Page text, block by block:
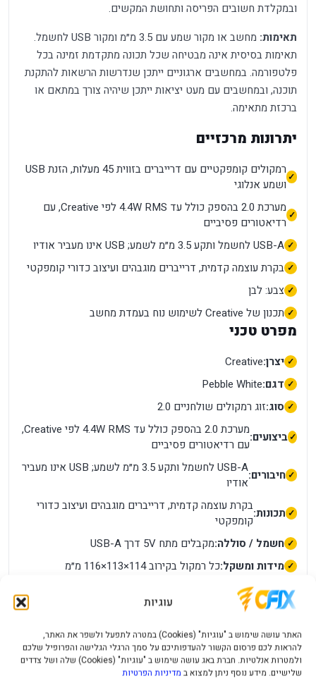
עוגיות
האתר עושה שימוש ב "עוגיות" (Cookies) במטרה לתפעל ולשפר את האתר,
להראות לכם פרסום הקשור להעדפותיכם על סמך הרגלי הגלישה והפרופיל שלכם
ולמטרות אנלטיות. חברת באג עושה שימוש ב "עוגיות" (Cookies) שלה ושל צדדים
שלישיים. מידע נוסף ניתן למצוא ב מדיניות הפרטיות
ובמקלדת חשובים הפריסה ותחושת המקשים.
תאימות:
מחשב או מקור שמע עם 3.5 מ״מ ומקור USB לחשמל.
תאימות בסיסית אינה מבטיחה שכל תכונה מתקדמת זמינה בכל
פלטפורמה. במחשבים ארגוניים ייתכן שנדרשות הרשאות להתקנת
תוכנה, ובמחשבים עם מעט יציאות ייתכן שיהיה צורך במתאם או
ברכזת מתאימה.
יתרונות מרכזיים
רמקולים קומפקטיים עם דרייברים בזווית 45 מעלות, הזנת USB
ושמע אנלוגי
מערכת 2.0 בהספק כולל עד 4.4W RMS לפי Creative, עם
רדיאטורים פסיביים
USB-A לחשמל ותקע 3.5 מ״מ לשמע; USB אינו מעביר אודיו
בקרת עוצמה קדמית, דרייברים מוגבהים ועיצוב כדורי קומפקטי
צבע: לבן
תכנון של Creative לשימוש נוח בעמדת מחשב
מפרט טכני
יצרן:Creative
דגם:Pebble White
סוג:זוג רמקולים שולחניים 2.0
ביצועים:
מערכת 2.0 בהספק כולל עד 4.4W RMS לפי Creative,
עם רדיאטורים פסיביים
חיבורים:
USB-A לחשמל ותקע 3.5 מ״מ לשמע; USB אינו מעביר
אודיו
תכונות:בקרת עוצמה קדמית, דרייברים מוגבהים ועיצוב כדורי
קומפקטי
חשמל / סוללה:מקבלים מתח 5V דרך USB-A
מידות ומשקל:כל רמקול בקירוב 114×113×116 מ״מ
תאימות:מחשב או מקור שמע עם 3.5 מ״מ ומקור USB לחשמל
מה חשוב לדעת לפני הרכישה?
נדרשת יציאת אוזניות/Line-Out של 3.5 מ״מ; אין Bluetooth,
סאב-וופר או כניסת USB Audio בנוסף, מומלץ לבדוק את מספר
החלק, צבע המוצר וסוג המחבר בתמונות ובאריזה. יצרנים עשויים